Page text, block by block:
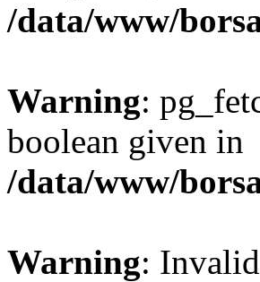
/data/www/
Warning:
boolean given in
/data/www/
Warning: